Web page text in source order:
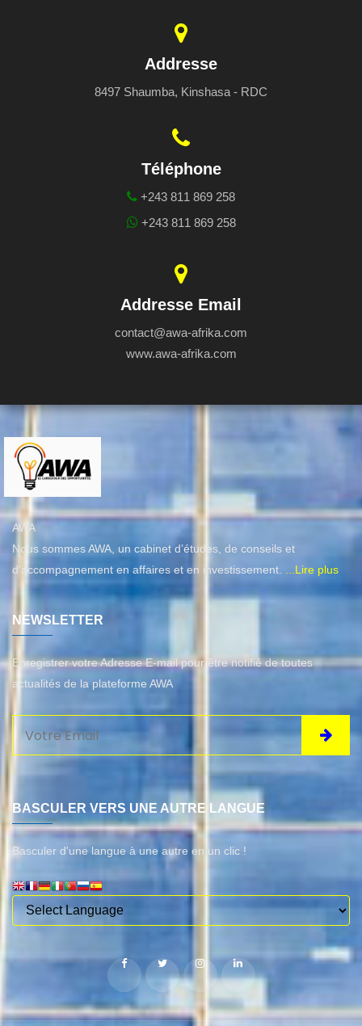
Addresse
8497 Shaumba, Kinshasa - RDC
Téléphone
+243 811 869 258
+243 811 869 258
Addresse Email
contact@awa-afrika.com
www.awa-afrika.com
AWA
Nous sommes AWA, un cabinet d’études, de conseils et
d'accompagnement en affaires et en investissement.
...Lire plus
NEWSLETTER
Enregistrer votre Adresse E-mail pour être notifié de toutes
actualités de la plateforme AWA
BASCULER VERS UNE AUTRE LANGUE
Basculer d'une langue à une autre en un clic !